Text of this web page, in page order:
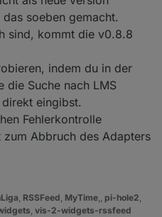
soeben gemacht.
sind, kommt die v0.8.8
indem du in der
die Suche nach LMS
eingibst.
Fehlerkontrolle
Abbruch des Adapters
, RSSFeed, MyTime,, pi-hole2,
, vis-2-widgets-rssfeed